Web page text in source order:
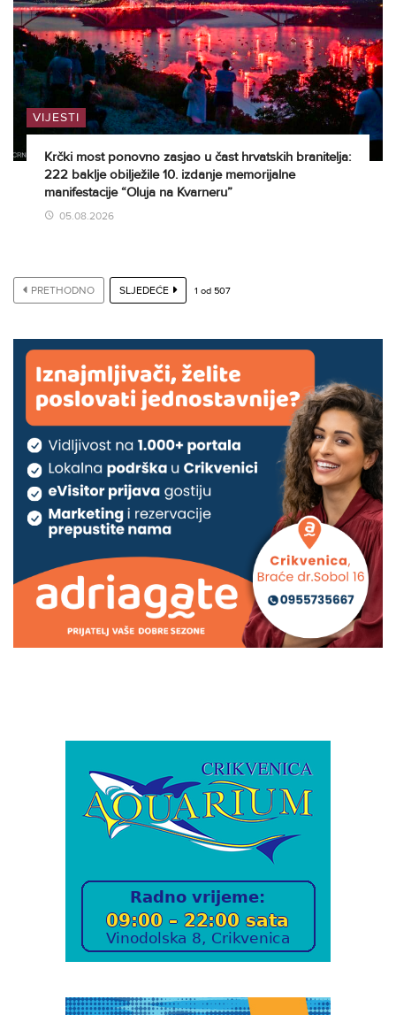
VIJESTI
Krčki most ponovno zasjao u čast hrvatskih branitelja:
222 baklje obilježile 10. izdanje memorijalne
manifestacije “Oluja na Kvarneru”
05.08.2026
PRETHODNO SLJEDEĆE 1 od 507